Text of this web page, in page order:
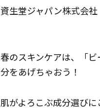
資生堂ジャパン株式会社
春のスキンケアは、「
分をあげちゃおう！
肌がよろこぶ成分選び